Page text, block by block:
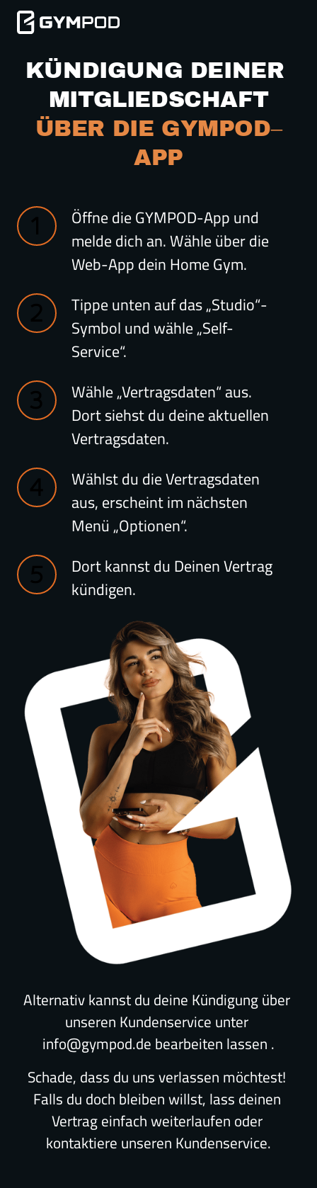
KÜNDIGUNG DEINER
MITGLIEDSCHAFT
ÜBER DIE GYMPOD‒
APP
Öffne die GYMPOD-App und
melde dich an. Wähle über die
Web-App dein Home Gym.
Tippe unten auf das „Studio“-
Symbol und wähle „Self-
Service“.
Wähle „Vertragsdaten“ aus.
Dort siehst du deine aktuellen
Vertragsdaten.
Wählst du die Vertragsdaten
aus, erscheint im nächsten
Menü „Optionen“.
Dort kannst du Deinen Vertrag
kündigen.
Alternativ kannst du deine Kündigung über
unseren Kundenservice unter
info@gympod.de bearbeiten lassen .
Schade, dass du uns verlassen möchtest!
Falls du doch bleiben willst, lass deinen
Vertrag einfach weiterlaufen oder
kontaktiere unseren Kundenservice.